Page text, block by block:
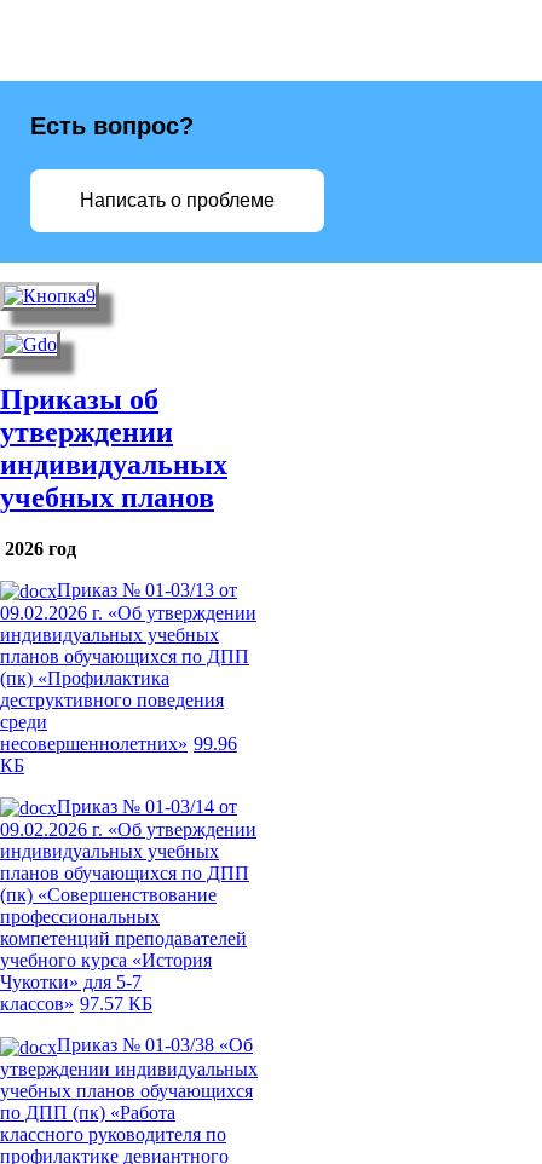
Есть вопрос?
Написать о проблеме
Приказы об
утверждении
индивидуальных
учебных планов
2026 год
Приказ № 01-03/13 от
09.02.2026 г. «Об утверждении
индивидуальных учебных
планов обучающихся по ДПП
(пк) «Профилактика
деструктивного поведения
среди
несовершеннолетних» 99.96
КБ
Приказ № 01-03/14 от
09.02.2026 г. «Об утверждении
индивидуальных учебных
планов обучающихся по ДПП
(пк) «Совершенствование
профессиональных
компетенций преподавателей
учебного курса «История
Чукотки» для 5-7
классов» 97.57 КБ
Приказ № 01-03/38 «Об
утверждении индивидуальных
учебных планов обучающихся
по ДПП (пк) «Работа
классного руководителя по
профилактике девиантного